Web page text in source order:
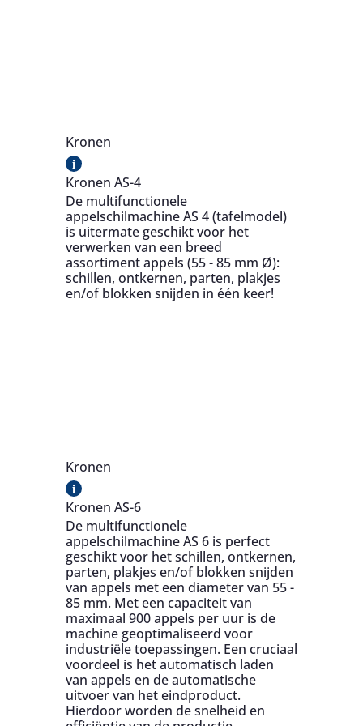
Kronen
i
Kronen AS-4
De multifunctionele
appelschilmachine AS 4 (tafelmodel)
is uitermate geschikt voor het
verwerken van een breed
assortiment appels (55 - 85 mm Ø):
schillen, ontkernen, parten, plakjes
en/of blokken snijden in één keer!
Kronen
i
Kronen AS-6
De multifunctionele
appelschilmachine AS 6 is perfect
geschikt voor het schillen, ontkernen,
parten, plakjes en/of blokken snijden
van appels met een diameter van 55 -
85 mm. Met een capaciteit van
maximaal 900 appels per uur is de
machine geoptimaliseerd voor
industriële toepassingen. Een cruciaal
voordeel is het automatisch laden
van appels en de automatische
uitvoer van het eindproduct.
Hierdoor worden de snelheid en